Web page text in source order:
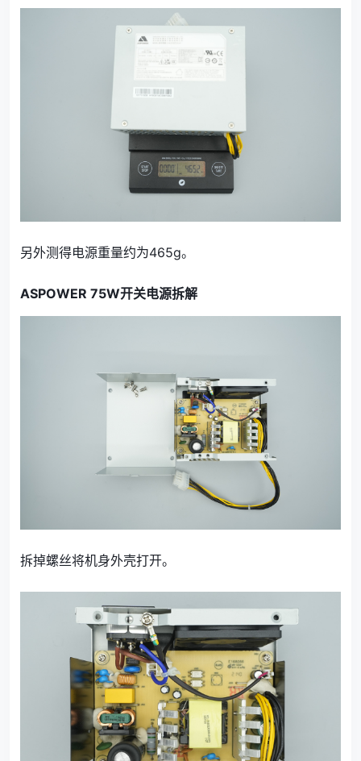
另外测得电源重量约为465g。
ASPOWER 75W开关电源拆解
拆掉螺丝将机身外壳打开。